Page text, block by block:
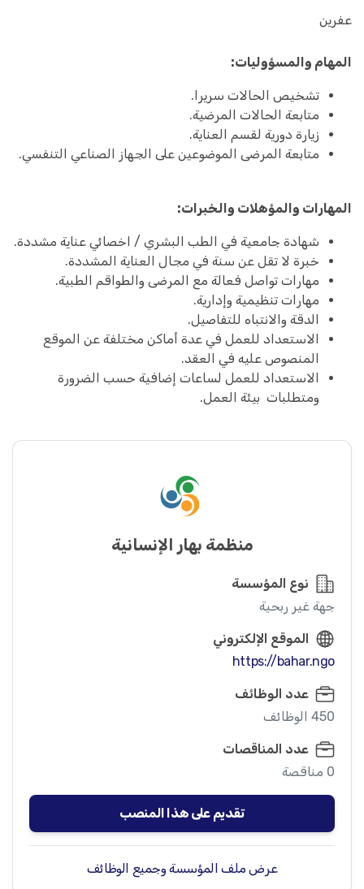
عفرين
المهام والمسؤوليات:
تشخيص الحالات سريرا.
متابعة الحالات المرضية.
زيارة دورية لقسم العناية.
متابعة المرضى الموضوعين على الجهاز الصناعي التنفسي.
المهارات والمؤهلات والخبرات:
شهادة جامعية في الطب البشري / اخصائي عناية مشددة.
خبرة لا تقل عن سنة في مجال العناية المشددة.
مهارات تواصل فعالة مع المرضى والطواقم الطبية.
مهارات تنظيمية وإدارية.
الدقة والانتباه للتفاصيل.
الاستعداد للعمل في عدة أماكن مختلفة عن الموقع
المنصوص عليه في العقد.
الاستعداد للعمل لساعات إضافية حسب الضرورة
ومتطلبات بيئة العمل.
منظمة بهار الإنسانية
نوع المؤسسة
جهة غير ربحية
الموقع الإلكتروني
https://bahar.ngo
عدد الوظائف
450 الوظائف
عدد المناقصات
0 مناقصة
تقديم على هذا المنصب
عرض ملف المؤسسة وجميع الوظائف